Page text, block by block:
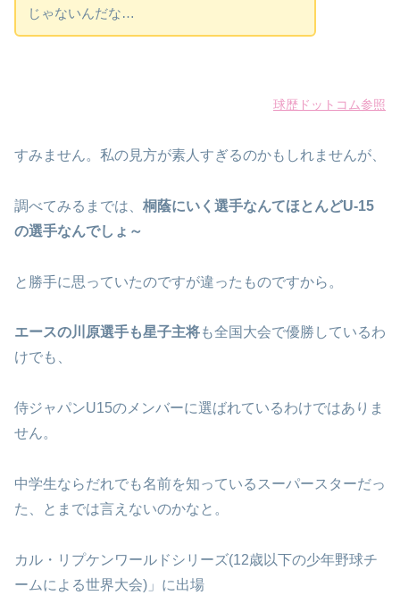
じゃないんだな…
球歴ドットコム参照
すみません。私の見方が素人すぎるのかもしれませんが、
調べてみるまでは、 桐蔭にいく選手なんてほとんどU-15
の選手なんでしょ～
と勝手に思っていたのですが違ったものですから。
エースの川原選手も星子主将も全国大会で優勝しているわ
けでも、
侍ジャパンU15のメンバーに選ばれているわけではありま
せん。
中学生ならだれでも名前を知っているスーパースターだっ
た、とまでは言えないのかなと。
カル・リプケンワールドシリーズ(12歳以下の少年野球チ
ームによる世界大会)」に出場